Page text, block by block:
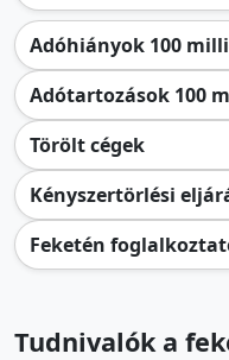
Adóhiányok 100
Adótartozások 100
Törölt cégek
Kényszertörlési
Feketén
Tudnivalók a